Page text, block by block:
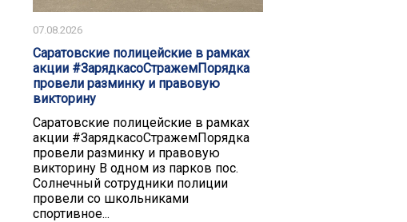
07.08.2026
Саратовские полицейские в рамках
акции #ЗарядкасоСтражемПорядка
провели разминку и правовую
викторину
Саратовские полицейские в рамках
акции #ЗарядкасоСтражемПорядка
провели разминку и правовую
викторину В одном из парков пос.
Солнечный сотрудники полиции
провели со школьниками
спортивное...